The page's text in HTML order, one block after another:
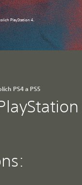
PlayStation 4.
PS4 a PS5